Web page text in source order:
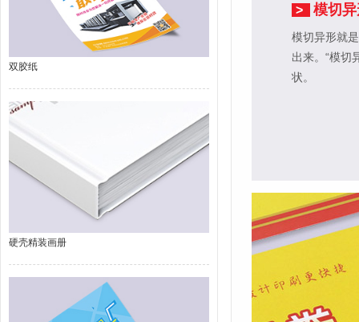
双胶纸
硬壳精装画册
> 模切
模切异形就
出来。“模切
状。